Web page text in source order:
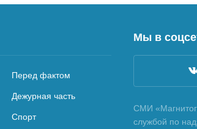
Перед фактом
Дежурная часть
Спорт
Мы в
СМИ
службой по